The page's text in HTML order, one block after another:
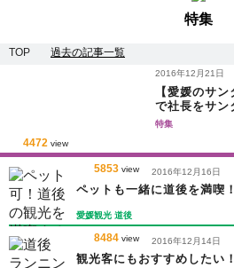
特集
TOP 過去の記事一覧
4472 view
2016年12月21日
【愛媛のサ
で社長をサン
特集
5853 view 2016年12月16日
ペットも一緒に道後を満喫
愛媛観光 道後
8484 view 2016年12月14日
観光客にもおすすめしたい